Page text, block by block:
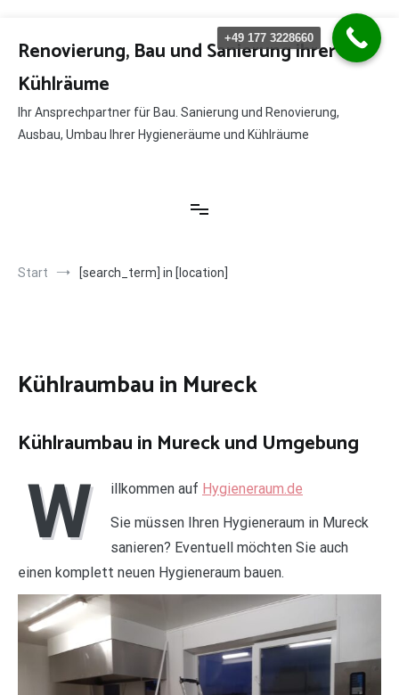
Inhalt
springen
Renovierung, Bau und Sanierung ihrer
Kühlräume
Ihr Ansprechpartner für Bau. Sanierung und Renovierung,
Ausbau, Umbau Ihrer Hygieneräume und Kühlräume
Start [search_term] in [location]
Kühlraumbau in Mureck
Kühlraumbau in Mureck und Umgebung
W illkommen auf Hygieneraum.de
Sie müssen Ihren Hygieneraum in Mureck
sanieren? Eventuell möchten Sie auch
einen komplett neuen Hygieneraum bauen.
+49 177 3228660